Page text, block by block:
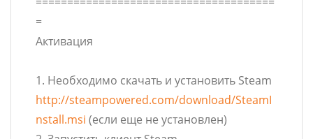
=
Активация
1. Необходимо скачать и установить Steam
http://steampowered.com/download/SteamI
nstall.msi (если еще не установлен)